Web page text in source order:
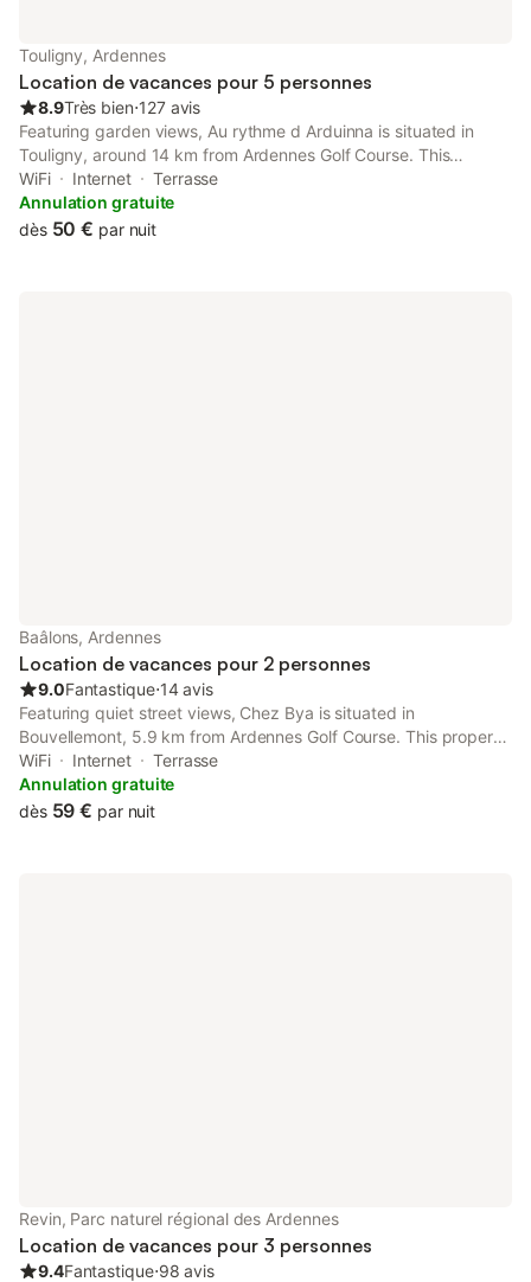
Touligny, Ardennes
Location de vacances pour 5 personnes
8.9Très bien⋅127 avis
Featuring garden views, Au rythme d Arduinna is situated in
Touligny, around 14 km from Ardennes Golf Course. This
property offers access to a terrace, free private parking and
free WiFi.
WiFi Internet
Terrasse
Annulation gratuite
dès 50 € par nuit
Baâlons, Ardennes
Location de vacances pour 2 personnes
9.0Fantastique⋅14 avis
Featuring quiet street views, Chez Bya is situated in
Bouvellemont, 5.9 km from Ardennes Golf Course. This property
offers access to a terrace, free private parking and free WiFi.
WiFi Internet
Terrasse
Annulation gratuite
dès 59 € par nuit
Revin, Parc naturel régional des Ardennes
Location de vacances pour 3 personnes
9.4Fantastique⋅98 avis